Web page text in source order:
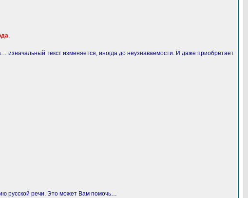
.
текст изменяется, иногда до неузнаваемости. И даже приобретает
русской речи. Это может Вам помочь…